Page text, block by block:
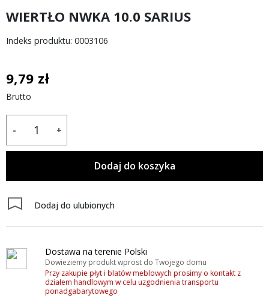
WIERTŁO NWKA 10.0 SARIUS
Indeks produktu: 0003106
9,79 zł
Brutto
- +
Dodaj do koszyka
Dodaj do ulubionych
Dostawa na terenie Polski
Dowieziemy produkt wprost do Twojego domu
Przy zakupie płyt i blatów meblowych prosimy o kontakt z
działem handlowym w celu uzgodnienia transportu
ponadgabarytowego